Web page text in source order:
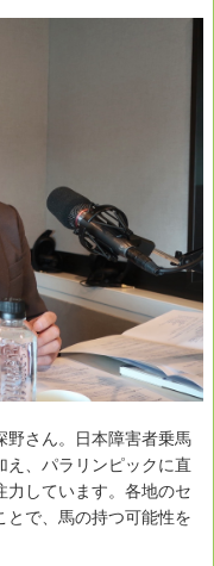
野さん。日本障害者乗馬
え、パラリンピックに直
力しています。各地のセ
とで、馬の持つ可能性を